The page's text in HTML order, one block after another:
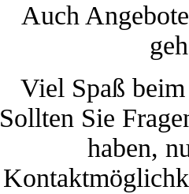
Auch
Viel Spaß
Sollten Sie
haben,